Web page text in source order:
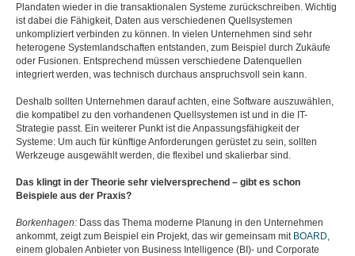
Plandaten wieder in die transaktionalen Systeme zurückschreiben. Wichtig
ist dabei die Fähigkeit, Daten aus verschiedenen Quellsystemen
unkompliziert verbinden zu können. In vielen Unternehmen sind sehr
heterogene Systemlandschaften entstanden, zum Beispiel durch Zukäufe
oder Fusionen. Entsprechend müssen verschiedene Datenquellen
integriert werden, was technisch durchaus anspruchsvoll sein kann.
Deshalb sollten Unternehmen darauf achten, eine Software auszuwählen,
die kompatibel zu den vorhandenen Quellsystemen ist und in die IT-
Strategie passt. Ein weiterer Punkt ist die Anpassungsfähigkeit der
Systeme: Um auch für künftige Anforderungen gerüstet zu sein, sollten
Werkzeuge ausgewählt werden, die flexibel und skalierbar sind.
Das klingt in der Theorie sehr vielversprechend – gibt es schon
Beispiele aus der Praxis?
Borkenhagen: Dass das Thema moderne Planung in den Unternehmen
ankommt, zeigt zum Beispiel ein Projekt, das wir gemeinsam mit BOARD,
einem globalen Anbieter von Business Intelligence (BI)- und Corporate